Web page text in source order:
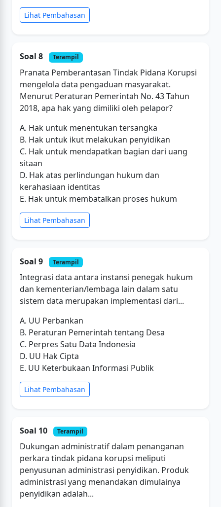
Lihat Pembahasan
Soal 8 Terampil
Pranata Pemberantasan Tindak Pidana Korupsi
mengelola data pengaduan masyarakat.
Menurut Peraturan Pemerintah No. 43 Tahun
2018, apa hak yang dimiliki oleh pelapor?
A. Hak untuk menentukan tersangka
B. Hak untuk ikut melakukan penyidikan
C. Hak untuk mendapatkan bagian dari uang
sitaan
D. Hak atas perlindungan hukum dan
kerahasiaan identitas
E. Hak untuk membatalkan proses hukum
Lihat Pembahasan
Soal 9 Terampil
Integrasi data antara instansi penegak hukum
dan kementerian/lembaga lain dalam satu
sistem data merupakan implementasi dari...
A. UU Perbankan
B. Peraturan Pemerintah tentang Desa
C. Perpres Satu Data Indonesia
D. UU Hak Cipta
E. UU Keterbukaan Informasi Publik
Lihat Pembahasan
Soal 10 Terampil
Dukungan administratif dalam penanganan
perkara tindak pidana korupsi meliputi
penyusunan administrasi penyidikan. Produk
administrasi yang menandakan dimulainya
penyidikan adalah...